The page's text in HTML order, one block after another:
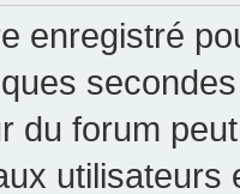
enregistré
du forum